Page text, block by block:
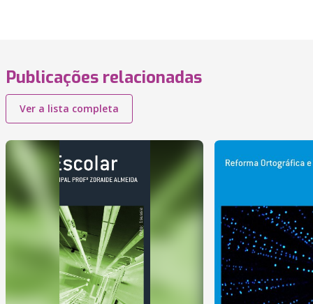
Publicações relacionadas
Ver a lista completa